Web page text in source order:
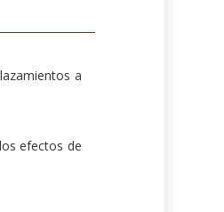
a
efectos de